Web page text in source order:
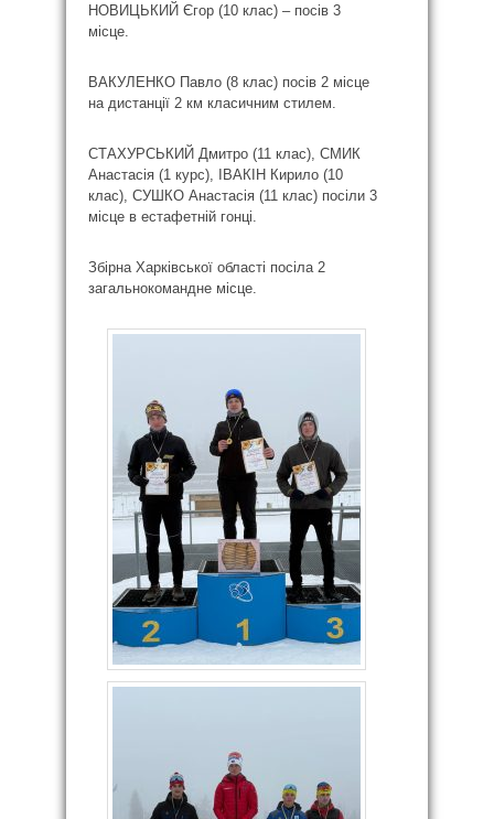
НОВИЦЬКИЙ Єгор (10 клас) – посів 3
місце.
ВАКУЛЕНКО Павло (8 клас) посів 2 місце
на дистанції 2 км класичним стилем.
СТАХУРСЬКИЙ Дмитро (11 клас), СМИК
Анастасія (1 курс), ІВАКІН Кирило (10
клас), СУШКО Анастасія (11 клас) посіли 3
місце в естафетній гонці.
Збірна Харківської області посіла 2
загальнокомандне місце.